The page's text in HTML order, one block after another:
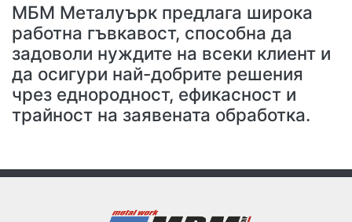
МБМ Металуърк предлага широка
работна гъвкавост, способна да
задоволи нуждите на всеки клиент и
да осигури най-добрите решения
чрез еднородност, ефикасност и
трайност на заявената обработка.